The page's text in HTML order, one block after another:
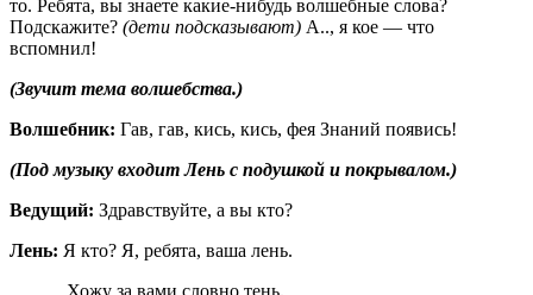
то. Ребята, вы знаете какие-нибудь волшебные слова?
Подскажите? (дети подсказывают) А.., я кое — что
вспомнил!
(Звучит тема волшебства.)
Волшебник: Гав, гав, кись, кись, фея Знаний появись!
(Под музыку входит Лень с подушкой и покрывалом.)
Ведущий: Здравствуйте, а вы кто?
Лень: Я кто? Я, ребята, ваша лень.